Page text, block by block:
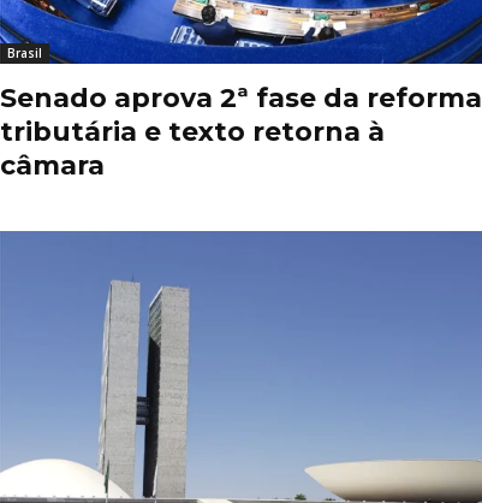
Brasil
Senado aprova 2ª fase da reforma
tributária e texto retorna à
câmara